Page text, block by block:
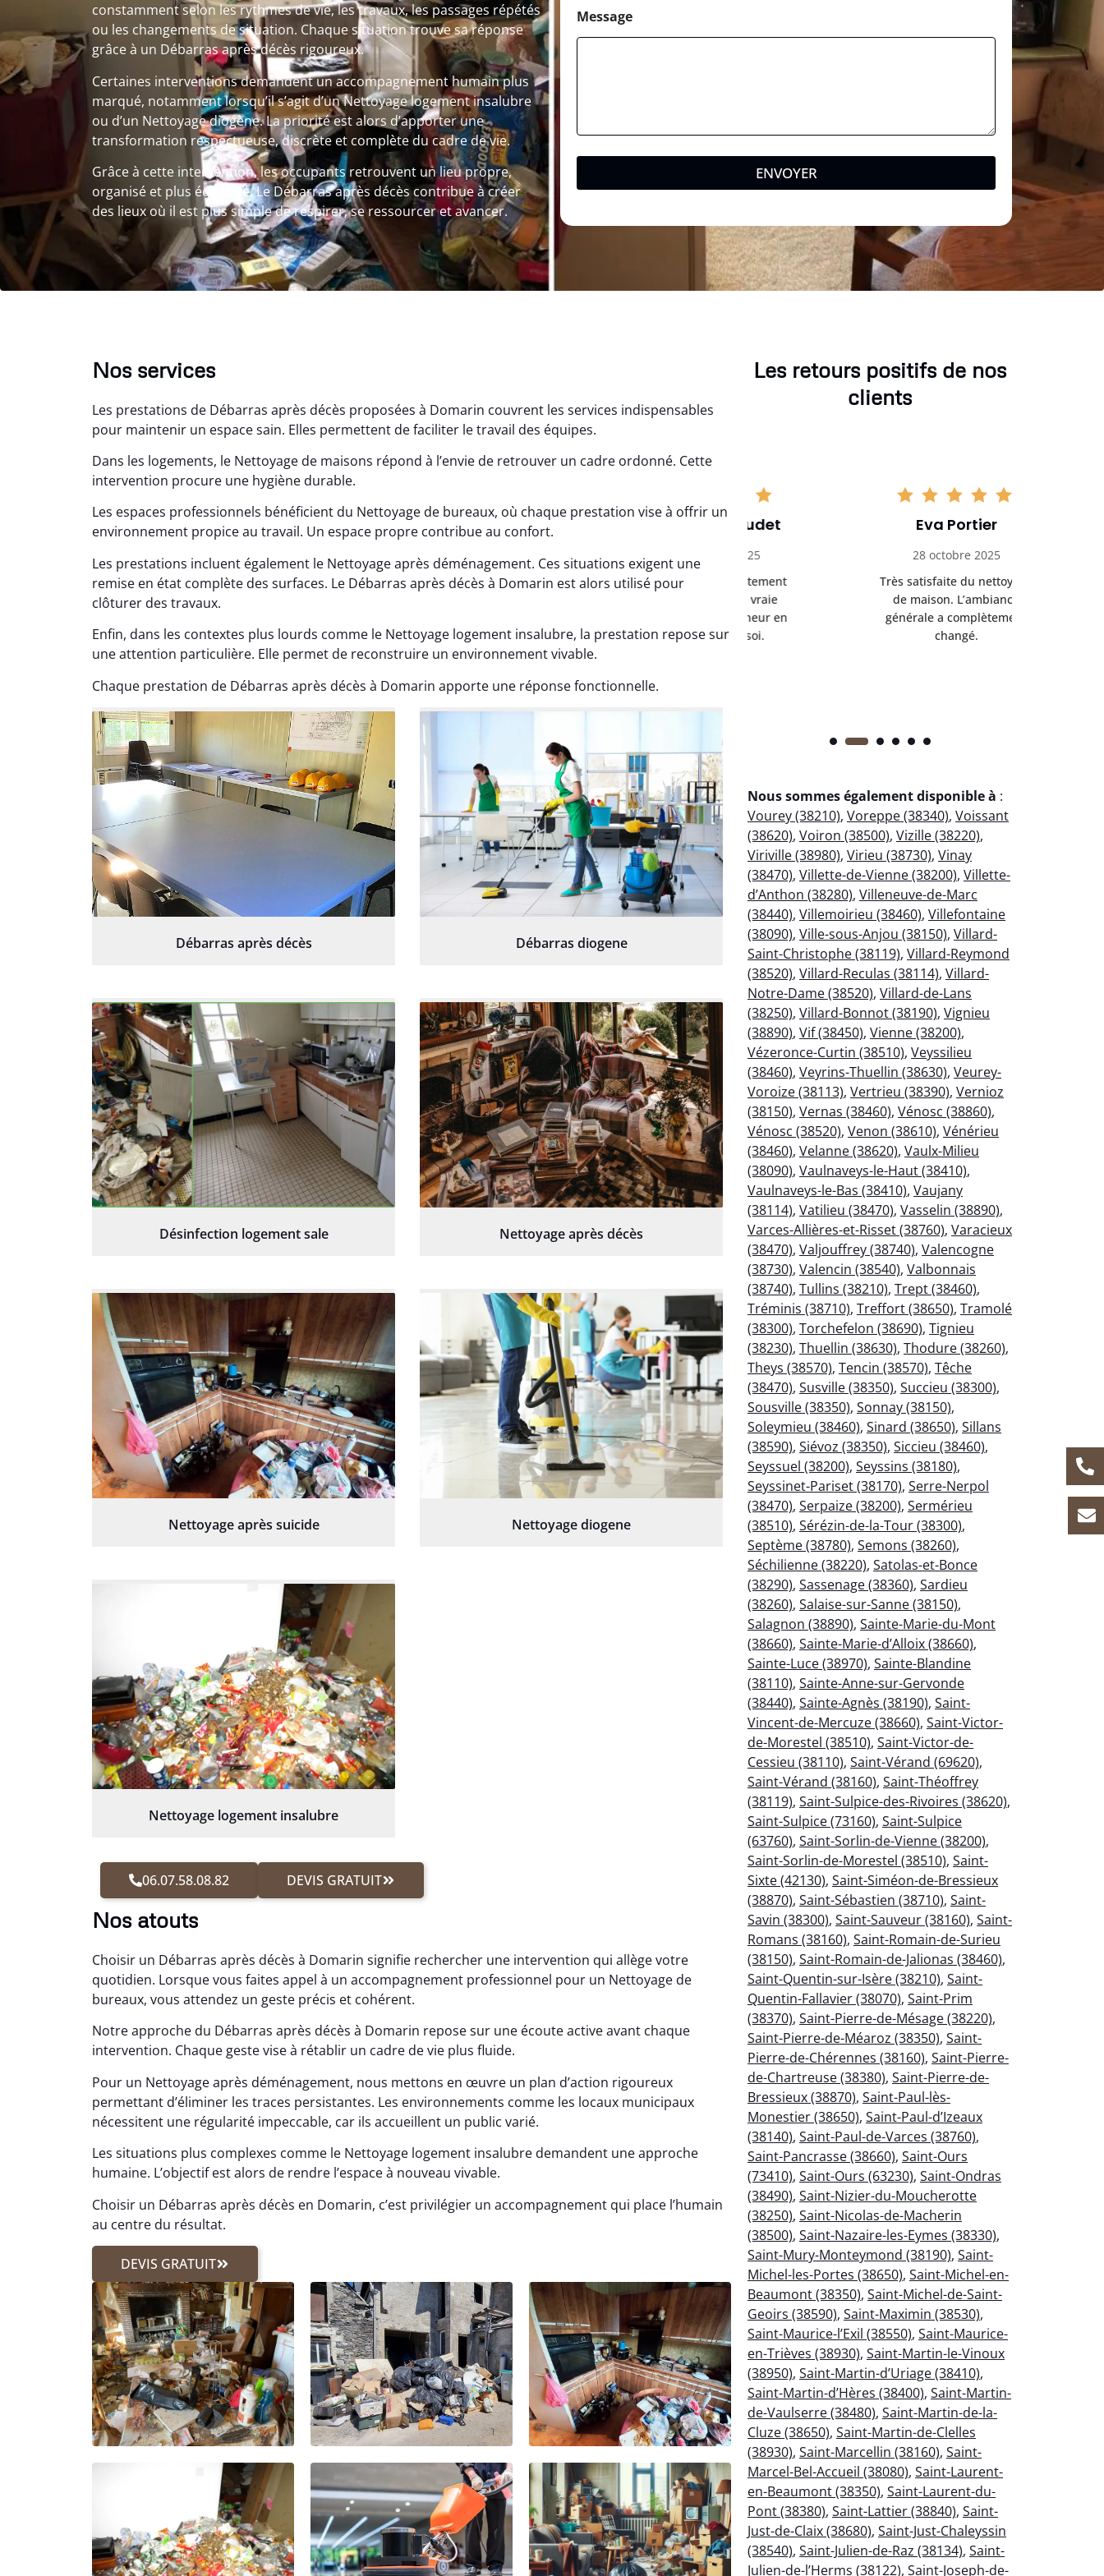
constamment selon les rythmes de vie, les travaux, les passages répétés
ou les changements de situation. Chaque situation trouve sa réponse
grâce à un Débarras après décès rigoureux.
Certaines interventions demandent un accompagnement humain plus
marqué, notamment lorsqu’il s’agit d’un Nettoyage logement insalubre
ou d’un Nettoyage diogène. La priorité est alors d’apporter une
transformation respectueuse, discrète et complète du cadre de vie.
Grâce à cette intervention, les occupants retrouvent un lieu propre,
organisé et plus équilibré. Le Débarras après décès contribue à créer
des lieux où il est plus simple de respirer, se ressourcer et avancer.
Message
ENVOYER
Nos services
Les prestations de Débarras après décès proposées à Domarin couvrent les services indispensables
pour maintenir un espace sain. Elles permettent de faciliter le travail des équipes.
Dans les logements, le Nettoyage de maisons répond à l’envie de retrouver un cadre ordonné. Cette
intervention procure une hygiène durable.
Les espaces professionnels bénéficient du Nettoyage de bureaux, où chaque prestation vise à offrir un
environnement propice au travail. Un espace propre contribue au confort.
Les prestations incluent également le Nettoyage après déménagement. Ces situations exigent une
remise en état complète des surfaces. Le Débarras après décès à Domarin est alors utilisé pour
clôturer des travaux.
Enfin, dans les contextes plus lourds comme le Nettoyage logement insalubre, la prestation repose sur
une attention particulière. Elle permet de reconstruire un environnement vivable.
Chaque prestation de Débarras après décès à Domarin apporte une réponse fonctionnelle.
Débarras après décès Débarras diogene
Désinfection logement sale Nettoyage après décès
Nettoyage après suicide Nettoyage diogene
Nettoyage logement insalubre
06.07.58.08.82 DEVIS GRATUIT
Nos atouts
Choisir un Débarras après décès à Domarin signifie rechercher une intervention qui allège votre
quotidien. Lorsque vous faites appel à un accompagnement professionnel pour un Nettoyage de
bureaux, vous attendez un geste précis et cohérent.
Notre approche du Débarras après décès à Domarin repose sur une écoute active avant chaque
intervention. Chaque geste vise à rétablir un cadre de vie plus fluide.
Pour un Nettoyage après déménagement, nous mettons en œuvre un plan d’action rigoureux
permettant d’éliminer les traces persistantes. Les environnements comme les locaux municipaux
nécessitent une régularité impeccable, car ils accueillent un public varié.
Les situations plus complexes comme le Nettoyage logement insalubre demandent une approche
humaine. L’objectif est alors de rendre l’espace à nouveau vivable.
Choisir un Débarras après décès en Domarin, c’est privilégier un accompagnement qui place l’humain
au centre du résultat.
DEVIS GRATUIT
Les retours positifs de nos
clients
Léana Gresset
15 décembre 2025
Nettoyage après chantier
proprement.
16 octobre 2025
Nettoyage d’appartement
rentrant chez soi.
Eva Portier
28 octobre 2025
Très satisfaite du nettoyage
de maison. L’ambiance
générale a complètement
Nous sommes également disponible à :
Vourey (38210), Voreppe (38340), Voissant
(38620), Voiron (38500), Vizille (38220),
Viriville (38980), Virieu (38730), Vinay
(38470), Villette-de-Vienne (38200), Villette-
d’Anthon (38280), Villeneuve-de-Marc
(38440), Villemoirieu (38460), Villefontaine
(38090), Ville-sous-Anjou (38150), Villard-
Saint-Christophe (38119), Villard-Reymond
(38520), Villard-Reculas (38114), Villard-
Notre-Dame (38520), Villard-de-Lans
(38250), Villard-Bonnot (38190), Vignieu
(38890), Vif (38450), Vienne (38200),
Vézeronce-Curtin (38510), Veyssilieu
(38460), Veyrins-Thuellin (38630), Veurey-
Voroize (38113), Vertrieu (38390), Vernioz
(38150), Vernas (38460), Vénosc (38860),
Vénosc (38520), Venon (38610), Vénérieu
(38460), Velanne (38620), Vaulx-Milieu
(38090), Vaulnaveys-le-Haut (38410),
Vaulnaveys-le-Bas (38410), Vaujany
(38114), Vatilieu (38470), Vasselin (38890),
Varces-Allières-et-Risset (38760), Varacieux
(38470), Valjouffrey (38740), Valencogne
(38730), Valencin (38540), Valbonnais
(38740), Tullins (38210), Trept (38460),
Tréminis (38710), Treffort (38650), Tramolé
(38300), Torchefelon (38690), Tignieu
(38230), Thuellin (38630), Thodure (38260),
Theys (38570), Tencin (38570), Têche
(38470), Susville (38350), Succieu (38300),
Sousville (38350), Sonnay (38150),
Soleymieu (38460), Sinard (38650), Sillans
(38590), Siévoz (38350), Siccieu (38460),
Seyssuel (38200), Seyssins (38180),
Seyssinet-Pariset (38170), Serre-Nerpol
(38470), Serpaize (38200), Sermérieu
(38510), Sérézin-de-la-Tour (38300),
Septème (38780), Semons (38260),
Séchilienne (38220), Satolas-et-Bonce
(38290), Sassenage (38360), Sardieu
(38260), Salaise-sur-Sanne (38150),
Salagnon (38890), Sainte-Marie-du-Mont
(38660), Sainte-Marie-d’Alloix (38660),
Sainte-Luce (38970), Sainte-Blandine
(38110), Sainte-Anne-sur-Gervonde
(38440), Sainte-Agnès (38190), Saint-
Vincent-de-Mercuze (38660), Saint-Victor-
de-Morestel (38510), Saint-Victor-de-
Cessieu (38110), Saint-Vérand (69620),
Saint-Vérand (38160), Saint-Théoffrey
(38119), Saint-Sulpice-des-Rivoires (38620),
Saint-Sulpice (73160), Saint-Sulpice
(63760), Saint-Sorlin-de-Vienne (38200),
Saint-Sorlin-de-Morestel (38510), Saint-
Sixte (42130), Saint-Siméon-de-Bressieux
(38870), Saint-Sébastien (38710), Saint-
Savin (38300), Saint-Sauveur (38160), Saint-
Romans (38160), Saint-Romain-de-Surieu
(38150), Saint-Romain-de-Jalionas (38460),
Saint-Quentin-sur-Isère (38210), Saint-
Quentin-Fallavier (38070), Saint-Prim
(38370), Saint-Pierre-de-Mésage (38220),
Saint-Pierre-de-Méaroz (38350), Saint-
Pierre-de-Chérennes (38160), Saint-Pierre-
de-Chartreuse (38380), Saint-Pierre-de-
Bressieux (38870), Saint-Paul-lès-
Monestier (38650), Saint-Paul-d’Izeaux
(38140), Saint-Paul-de-Varces (38760),
Saint-Pancrasse (38660), Saint-Ours
(73410), Saint-Ours (63230), Saint-Ondras
(38490), Saint-Nizier-du-Moucherotte
(38250), Saint-Nicolas-de-Macherin
(38500), Saint-Nazaire-les-Eymes (38330),
Saint-Mury-Monteymond (38190), Saint-
Michel-les-Portes (38650), Saint-Michel-en-
Beaumont (38350), Saint-Michel-de-Saint-
Geoirs (38590), Saint-Maximin (38530),
Saint-Maurice-l’Exil (38550), Saint-Maurice-
en-Trièves (38930), Saint-Martin-le-Vinoux
(38950), Saint-Martin-d’Uriage (38410),
Saint-Martin-d’Hères (38400), Saint-Martin-
de-Vaulserre (38480), Saint-Martin-de-la-
Cluze (38650), Saint-Martin-de-Clelles
(38930), Saint-Marcellin (38160), Saint-
Marcel-Bel-Accueil (38080), Saint-Laurent-
en-Beaumont (38350), Saint-Laurent-du-
Pont (38380), Saint-Lattier (38840), Saint-
Just-de-Claix (38680), Saint-Just-Chaleyssin
(38540), Saint-Julien-de-Raz (38134), Saint-
Julien-de-l’Herms (38122), Saint-Joseph-de-